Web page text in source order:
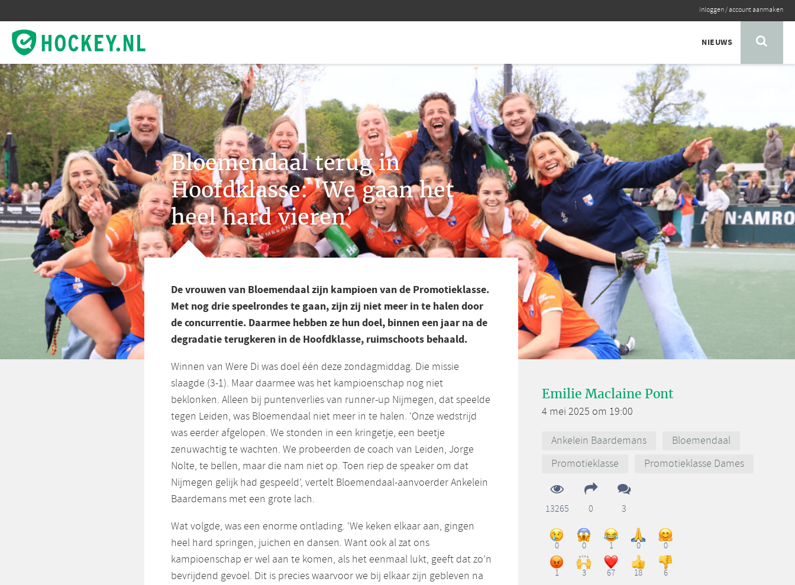
inloggen/account aanmaken
NIEUWS
Foto: Koen Suyk
Bloemendaal terug in
Hoofdklasse: ‘We gaan het
heel hard vieren’
De vrouwen van Bloemendaal zijn kampioen van de Promotieklasse.
Met nog drie speelrondes te gaan, zijn zij niet meer in te halen door
de concurrentie. Daarmee hebben ze hun doel, binnen een jaar na de
degradatie terugkeren in de Hoofdklasse, ruimschoots behaald.
Winnen van Were Di was doel één deze zondagmiddag. Die missie
slaagde (3-1). Maar daarmee was het kampioenschap nog niet
beklonken. Alleen bij puntenverlies van runner-up Nijmegen, dat speelde
tegen Leiden, was Bloemendaal niet meer in te halen. ‘Onze wedstrijd
was eerder afgelopen. We stonden in een kringetje, een beetje
zenuwachtig te wachten. We probeerden de coach van Leiden, Jorge
Nolte, te bellen, maar die nam niet op. Toen riep de speaker om dat
Nijmegen gelijk had gespeeld’, vertelt Bloemendaal-aanvoerder Ankelein
Baardemans met een grote lach.
Wat volgde, was een enorme ontlading. ‘We keken elkaar aan, gingen
heel hard springen, juichen en dansen. Want ook al zat ons
kampioenschap er wel aan te komen, als het eenmaal lukt, geeft dat zo’n
bevrijdend gevoel. Dit is precies waarvoor we bij elkaar zijn gebleven na
Emilie Maclaine Pont
4 mei 2025 om 19:00
Ankelein Baardemans
Bloemendaal
Promotieklasse
Promotieklasse Dames
13265 0 3
0 0 1 0 0
1 3 67 18 6